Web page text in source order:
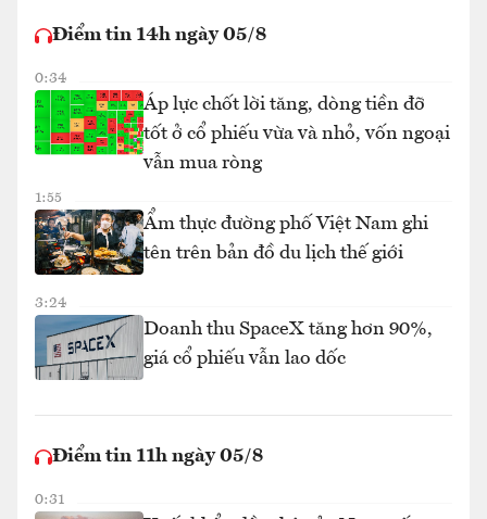
Điểm tin 14h ngày 05/8
0:34
Áp lực chốt lời tăng, dòng tiền đỡ
tốt ở cổ phiếu vừa và nhỏ, vốn ngoại
vẫn mua ròng
1:55
Ẩm thực đường phố Việt Nam ghi
tên trên bản đồ du lịch thế giới
3:24
Doanh thu SpaceX tăng hơn 90%,
giá cổ phiếu vẫn lao dốc
Điểm tin 11h ngày 05/8
0:31